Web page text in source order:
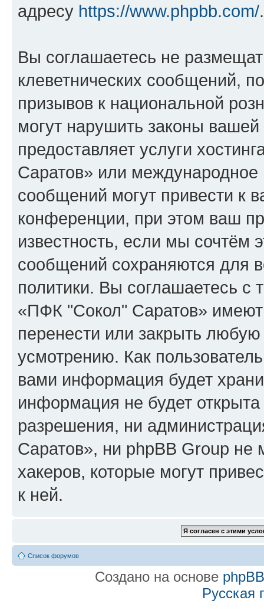
адресу https://www.phpbb.com/.
Вы соглашаетесь не
клеветнических сообщений,
призывов к национальной
могут нарушить законы
предоставляет услуги
Саратов» или
сообщений могут привести к
конференции, при этом ваш
известность, если мы сочтём
сообщений сохраняются для
политики. Вы соглашаетесь
«ПФК "Сокол" Саратов» имеют
перенести или закрыть
усмотрению. Как
вами информация будет
информация не будет
разрешения, ни
Саратов», ни phpBB Group не
хакеров, которые могут
к ней.
Список форумов
Создано на основе phpBB
Русская